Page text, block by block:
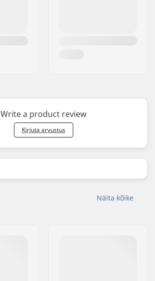
Write a product review
Kirjuta arvustus
Näita kõike